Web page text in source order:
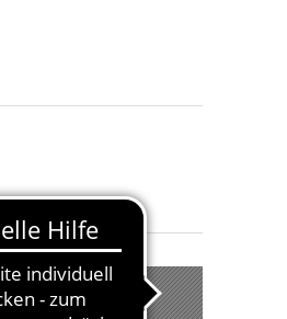
Steinsetzter, Gerüstbauer,